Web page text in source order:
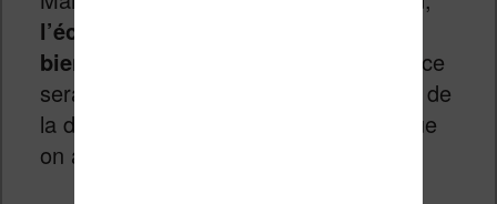
l’écran est tactile et cela fonctionne
bien
. J’ai pensé que manipuler l’interface
serait presque impossible compte tenu de
la diagonale de l’écran, mais en pratique
on arrive à s’en sortir.